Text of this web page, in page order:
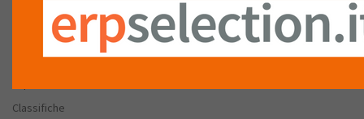
Discovery
Classifiche